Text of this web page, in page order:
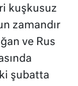
kuşkusuz
zamandır
ve Rus
şubatta